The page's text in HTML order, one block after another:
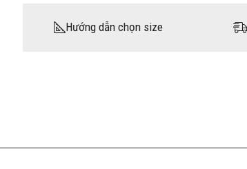
Hướng dẫn chọn size